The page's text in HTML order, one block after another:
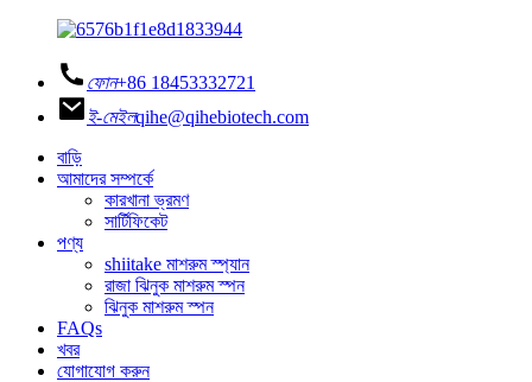
ফোন+86 18453332721
ই-মেইলqihe@qihebiotech.com
বাড়ি
আমাদের সম্পর্কে
কারখানা ভ্রমণ
সার্টিফিকেট
পণ্য
shiitake মাশরুম স্প্যান
রাজা ঝিনুক মাশরুম স্পন
ঝিনুক মাশরুম স্পন
FAQs
খবর
যোগাযোগ করুন